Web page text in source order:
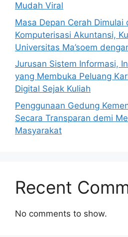
Mudah Viral
Masa Depan Cerah Dimulai
Komputerisasi Akuntansi,
Universitas Ma’soem
Jurusan Sistem Informasi,
yang Membuka Peluang
Digital Sejak Kuliah
Penggunaan Gedung
Secara Transparan demi
Masyarakat
Recent
No comments to show.